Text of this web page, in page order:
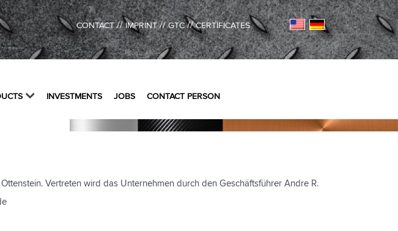
CONTACT//IMPRINT//GTC//CERTIFICATES
INVESTMENTS JOBS CONTACT PERSON
Vertreten wird das Unternehmen durch den Geschäftsführer Andre R.